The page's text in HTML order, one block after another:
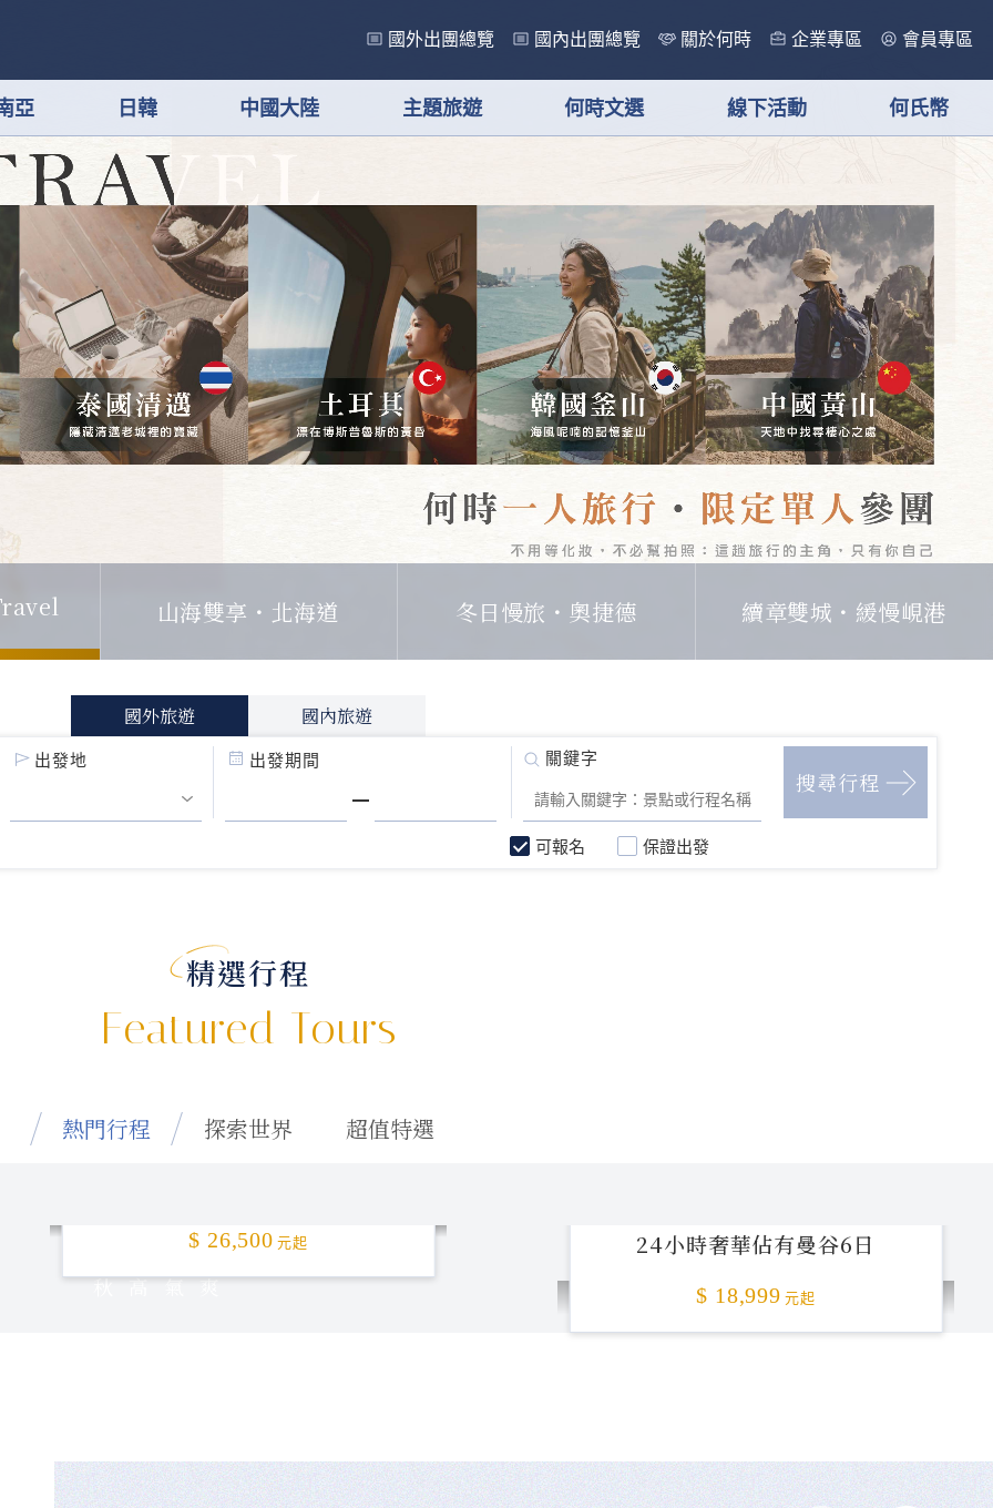
國外出團總覽 國內出團總覽 關於何時 企業專區 會員專區
亞 日韓 中國大陸 主題旅遊 何時文選 線下活動 何氏幣
山海雙享・北海道 冬日慢旅・奧捷德 續章雙城・緩慢峴港
國外旅遊 國內旅遊
出發地 出發期間
可報名 保證出發
精選行程
Featured Tours
熱門行程 探索世界 超值特選
秋高氣爽
$ 26,500 元起 24小時奢華佔有曼谷6日
$ 18,999 元起